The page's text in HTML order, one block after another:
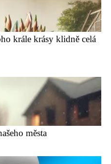
krále krásy klidně celá
města